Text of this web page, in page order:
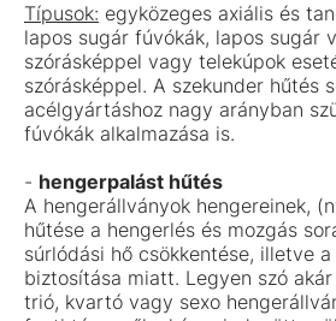
Típusok: egyközeges axiális és
lapos sugár fúvókák, lapos sugár
szórásképpel vagy telekúpok
szórásképpel. A szekunder hűtés
acélgyártáshoz nagy arányban
fúvókák alkalmazása is.
- hengerpalást hűtés
A hengerállványok hengereinek,
hűtése a hengerlés és mozgás
súrlódási hő csökkentése, illetve
biztosítása miatt. Legyen szó
trió, kvartó vagy sexo